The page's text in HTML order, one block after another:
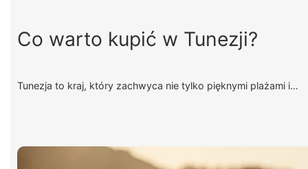
Co warto kupić w Tunezji?
Tunezja to kraj, który zachwyca nie tylko pięknymi plażami i…